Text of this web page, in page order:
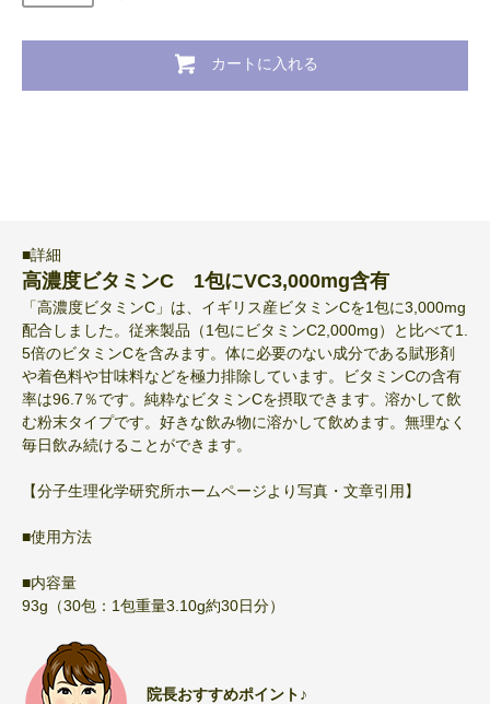
カートに入れる
■詳細
高濃度ビタミンC 1包にVC3,000mg含有
「高濃度ビタミンC」は、イギリス産ビタミンCを1包に3,000mg
配合しました。従来製品（1包にビタミンC2,000mg）と比べて1.
5倍のビタミンCを含みます。体に必要のない成分である賦形剤
や着色料や甘味料などを極力排除しています。ビタミンCの含有
率は96.7％です。純粋なビタミンCを摂取できます。溶かして飲
む粉末タイプです。好きな飲み物に溶かして飲めます。無理なく
毎日飲み続けることができます。
【分子生理化学研究所ホームページより写真・文章引用】
■使用方法
■内容量
93g（30包：1包重量3.10g約30日分）
院長おすすめポイント♪